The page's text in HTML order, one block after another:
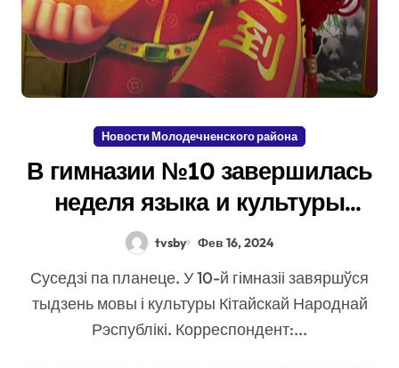
Новости Молодечненского района
В гимназии №10 завершилась
неделя языка и культуры
Китайской Народной
Республики
tvsby Фев 16, 2024
Суседзі па планеце. У 10-й гімназіі завяршўся
тыдзень мовы і культуры Кітайскай Народнай
Рэспублікі. Корреспондент:...